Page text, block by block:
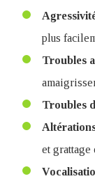
plus
Troubles
Troubles
et grattage